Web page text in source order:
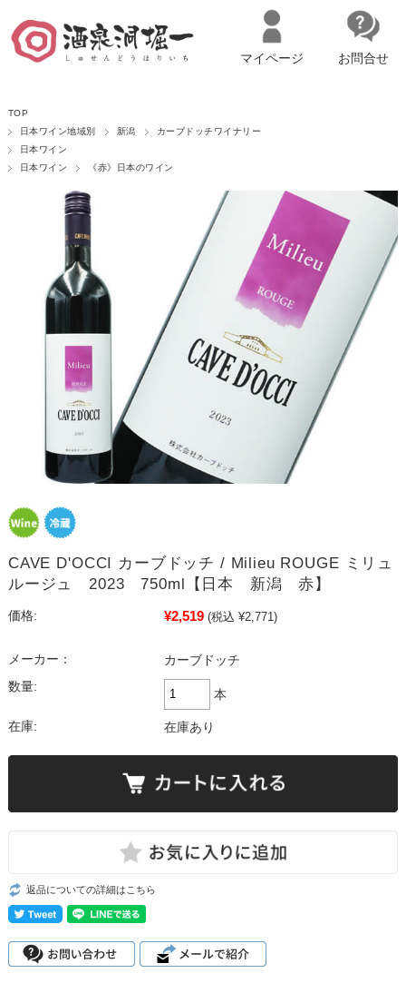
マイページへログイン
マイページ お問合せ
TOP
日本ワイン地域別
新潟
カーブドッチワイナリー
日本ワイン
日本ワイン
《赤》日本のワイン
CAVE D'OCCI カーブドッチ / Milieu ROUGE ミリュ
ルージュ 2023 750ml【日本 新潟 赤】
価格: ¥2,519 (税込 ¥2,771)
メーカー：
カーブドッチ
数量:
本
在庫: 在庫あり
返品についての詳細はこちら